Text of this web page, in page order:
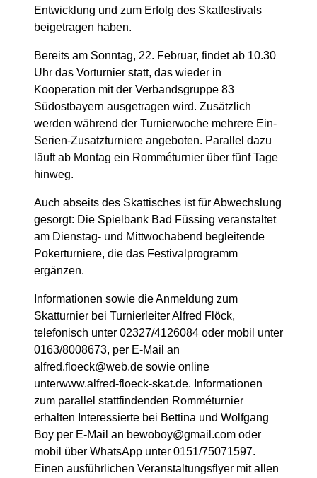
Entwicklung und zum Erfolg des Skatfestivals
beigetragen haben.
Bereits am Sonntag, 22. Februar, findet ab 10.30
Uhr das Vorturnier statt, das wieder in
Kooperation mit der Verbandsgruppe 83
Südostbayern ausgetragen wird. Zusätzlich
werden während der Turnierwoche mehrere Ein-
Serien-Zusatzturniere angeboten. Parallel dazu
läuft ab Montag ein Romméturnier über fünf Tage
hinweg.
Auch abseits des Skattisches ist für Abwechslung
gesorgt: Die Spielbank Bad Füssing veranstaltet
am Dienstag- und Mittwochabend begleitende
Pokerturniere, die das Festivalprogramm
ergänzen.
Informationen sowie die Anmeldung zum
Skatturnier bei Turnierleiter Alfred Flöck,
telefonisch unter 02327/4126084 oder mobil unter
0163/8008673, per E-Mail an
alfred.floeck@web.de sowie online
unterwww.alfred-floeck-skat.de. Informationen
zum parallel stattfindenden Romméturnier
erhalten Interessierte bei Bettina und Wolfgang
Boy per E-Mail an bewoboy@gmail.com oder
mobil über WhatsApp unter 0151/75071597.
Einen ausführlichen Veranstaltungsflyer mit allen